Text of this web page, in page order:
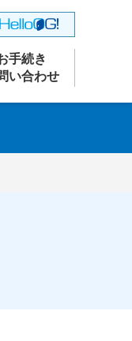
手続き
い合わせ